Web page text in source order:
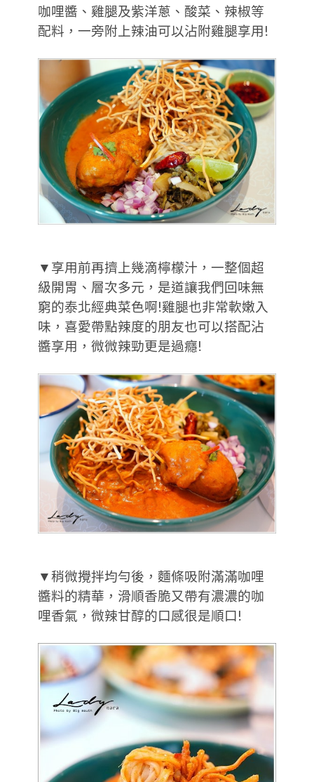
咖哩醬、雞腿及紫洋蔥、酸菜、辣椒等
配料，一旁附上辣油可以沾附雞腿享用!
▼享用前再擠上幾滴檸檬汁，一整個超
級開胃、層次多元，是道讓我們回味無
窮的泰北經典菜色啊!雞腿也非常軟嫩入
味，喜愛帶點辣度的朋友也可以搭配沾
醬享用，微微辣勁更是過癮!
▼稍微攪拌均勻後，麵條吸附滿滿咖哩
醬料的精華，滑順香脆又帶有濃濃的咖
哩香氣，微辣甘醇的口感很是順口!